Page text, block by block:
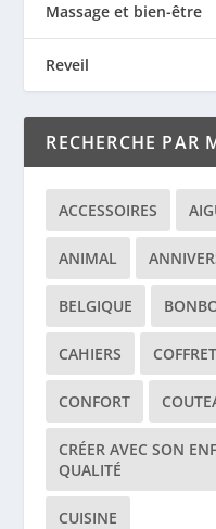
Massage et bien-être
Reveil
RECHERCHE PAR
ACCESSOIRES
ANIMAL
BELGIQUE
CAHIERS COFFRET
CONFORT
CRÉER AVEC SON
QUALITÉ
CUISINE